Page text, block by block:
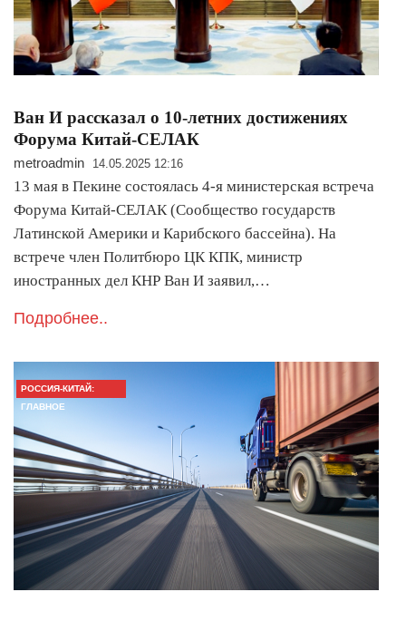
Ван И рассказал о 10-летних достижениях
Форума Китай-СЕЛАК
metroadmin 14.05.2025 12:16
13 мая в Пекине состоялась 4-я министерская встреча
Форума Китай-СЕЛАК (Сообщество государств
Латинской Америки и Карибского бассейна). На
встрече член Политбюро ЦК КПК, министр
иностранных дел КНР Ван И заявил,…
Подробнее..
РОССИЯ-КИТАЙ:
ГЛАВНОЕ